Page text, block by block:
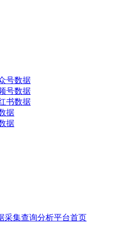
号数据
号数据
书数据
据
据
采集查询分析平台首页